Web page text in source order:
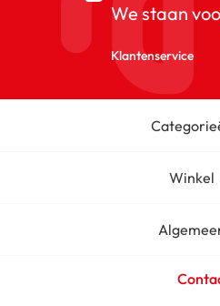
We staan
Klantenservice
Winkel